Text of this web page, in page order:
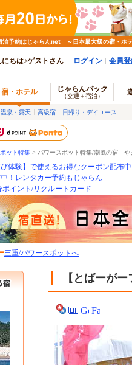
泊予約はじゃらんnet ～日本最大級の宿・ホ
にちは♪ゲストさん ログイン 会員
宿・ホテル じゃらんパック
（交通＋宿泊）
温泉・露天 高級宿 日帰り・デイユース
ット特集 > パワースポット特集/潮風の宿 や
び体験】で使えるお得なクーポン配布中
！レンタカー予約もじゃらん
ポイント/リクルートカード
三重/パワースポットへ
【とばーが